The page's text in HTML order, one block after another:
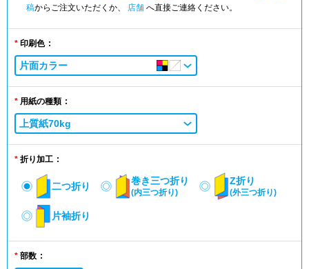
稿からご注文いただくか、 店舗 へ直接ご連絡ください。
印刷色
片面カラー
用紙の種類
上質紙70kg
折り加工
二つ折り 巻き三つ折り
(内三つ折り)
Z折り
(外三つ折り)
片袖折り
部数